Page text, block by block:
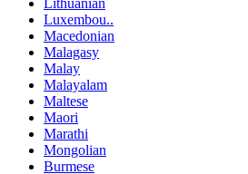
Luxembou..
Macedonian
Malagasy
Malay
Malayalam
Maltese
Maori
Marathi
Mongolian
Burmese